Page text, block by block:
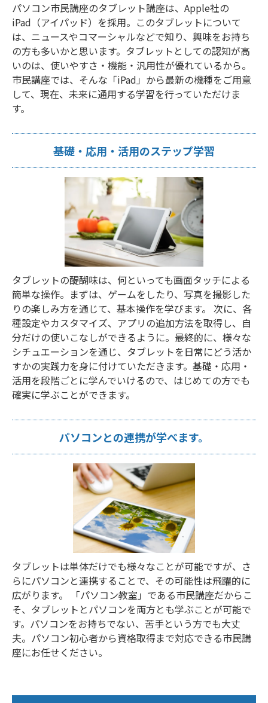
パソコン市民講座のタブレット講座は、Apple社の
iPad（アイパッド）を採用。このタブレットについて
は、ニュースやコマーシャルなどで知り、興味をお持ち
の方も多いかと思います。タブレットとしての認知が高
いのは、使いやすさ・機能・汎用性が優れているから。
市民講座では、そんな「iPad」から最新の機種をご用意
して、現在、未来に通用する学習を行っていただけま
す。
基礎・応用・活用のステップ学習
タブレットの醍醐味は、何といっても画面タッチによる
簡単な操作。まずは、ゲームをしたり、写真を撮影した
りの楽しみ方を通じて、基本操作を学びます。 次に、各
種設定やカスタマイズ、アプリの追加方法を取得し、自
分だけの使いこなしができるように。最終的に、様々な
シチュエーションを通じ、タブレットを日常にどう活か
すかの実践力を身に付けていただきます。基礎・応用・
活用を段階ごとに学んでいけるので、はじめての方でも
確実に学ぶことができます。
パソコンとの連携が学べます。
タブレットは単体だけでも様々なことが可能ですが、さ
らにパソコンと連携することで、その可能性は飛躍的に
広がります。 「パソコン教室」である市民講座だからこ
そ、タブレットとパソコンを両方とも学ぶことが可能で
す。パソコンをお持ちでない、苦手という方でも大丈
夫。パソコン初心者から資格取得まで対応できる市民講
座にお任せください。